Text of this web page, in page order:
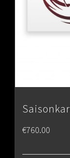
€760.00